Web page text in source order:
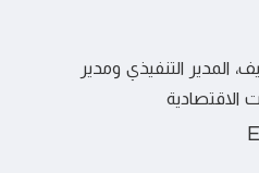
المدير التنفيذي ومدير
الاقتصادية